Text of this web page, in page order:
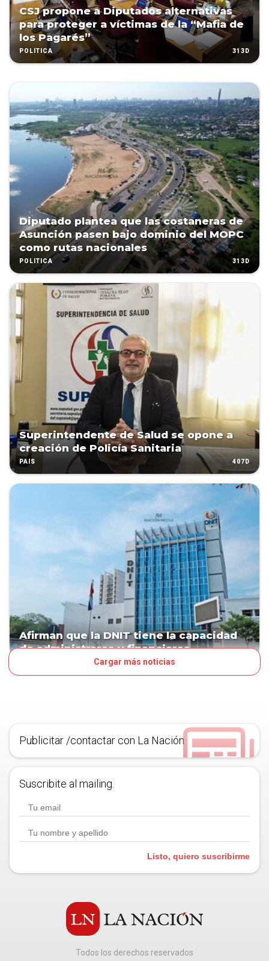
CSJ propone a Diputados alternativas
para proteger a víctimas de la “Mafia de
los Pagarés”
POLÍTICA 313D
Diputado plantea que las costaneras de
Asunción pasen bajo dominio del MOPC
como rutas nacionales
POLÍTICA 313D
Superintendente de Salud se opone a
creación de Policía Sanitaria
PAÍS 407D
Afirman que la DNIT tiene la capacidad
de administrarse y financiarse
Cargar más noticias
Publicitar /contactar con La Nación
Suscribite al mailing.
Listo, quiero suscribirme
Todos los derechos reservados